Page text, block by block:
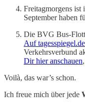
Freitagmorgens ist
September haben
Die BVG Bus-
Auf
Verkehrsverbund
Dir hier anschauen
Voilà, das war’s schon.
Ich freue mich über jede